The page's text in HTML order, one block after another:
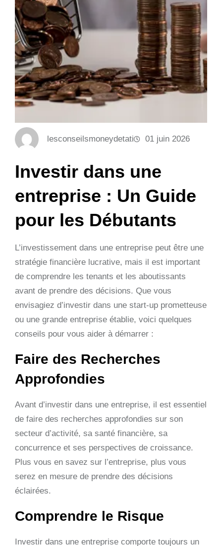
lesconseilsmoneydetati 01 juin 2026
Investir dans une
entreprise : Un Guide
pour les Débutants
L’investissement dans une entreprise peut être une
stratégie financière lucrative, mais il est important
de comprendre les tenants et les aboutissants
avant de prendre des décisions. Que vous
envisagiez d’investir dans une start-up prometteuse
ou une grande entreprise établie, voici quelques
conseils pour vous aider à démarrer :
Faire des Recherches
Approfondies
Avant d’investir dans une entreprise, il est essentiel
de faire des recherches approfondies sur son
secteur d’activité, sa santé financière, sa
concurrence et ses perspectives de croissance.
Plus vous en savez sur l’entreprise, plus vous
serez en mesure de prendre des décisions
éclairées.
Comprendre le Risque
Investir dans une entreprise comporte toujours un